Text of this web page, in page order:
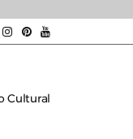
Cultural